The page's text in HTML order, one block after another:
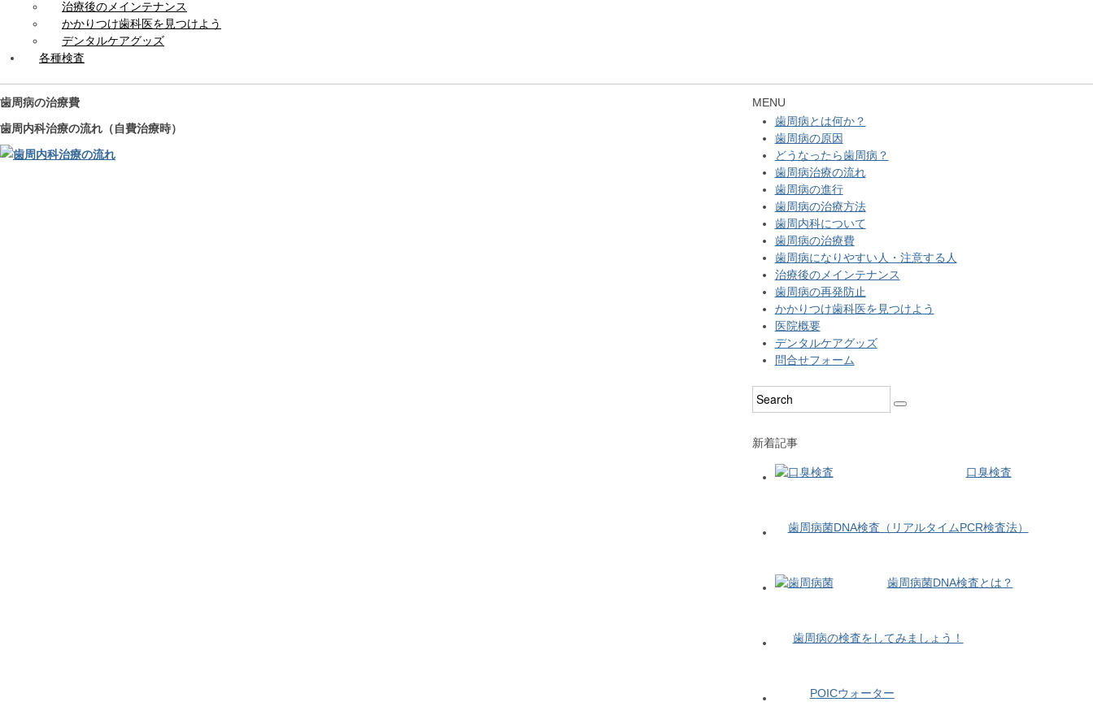
治療後のメインテナンス
かかりつけ歯科医を見つけよう
デンタルケアグッズ
各種検査
歯周病の治療費
歯周内科治療の流れ（自費治療時）
MENU
歯周病とは何か？
歯周病の原因
どうなったら歯周病？
歯周病治療の流れ
歯周病の進行
歯周病の治療方法
歯周内科について
歯周病の治療費
歯周病になりやすい人・注意する人
治療後のメインテナンス
歯周病の再発防止
かかりつけ歯科医を見つけよう
医院概要
デンタルケアグッズ
問合せフォーム
新着記事
口臭検査
歯周病菌DNA検査（リアルタイムPCR検査法）
歯周病菌DNA検査とは？
歯周病の検査をしてみましょう！
POICウォーター